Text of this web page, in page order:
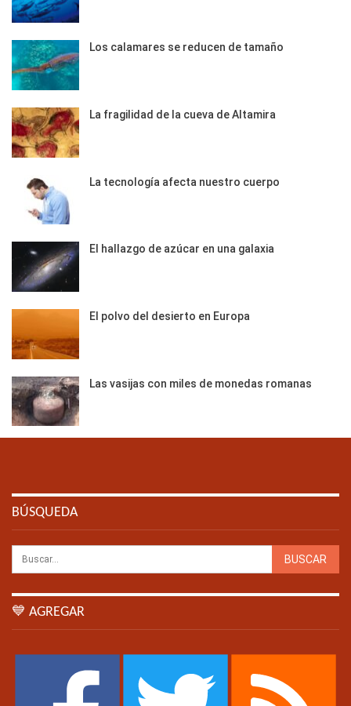
Los calamares se reducen de tamaño
La fragilidad de la cueva de Altamira
La tecnología afecta nuestro cuerpo
El hallazgo de azúcar en una galaxia
El polvo del desierto en Europa
Las vasijas con miles de monedas romanas
BÚSQUEDA
💙 AGREGAR